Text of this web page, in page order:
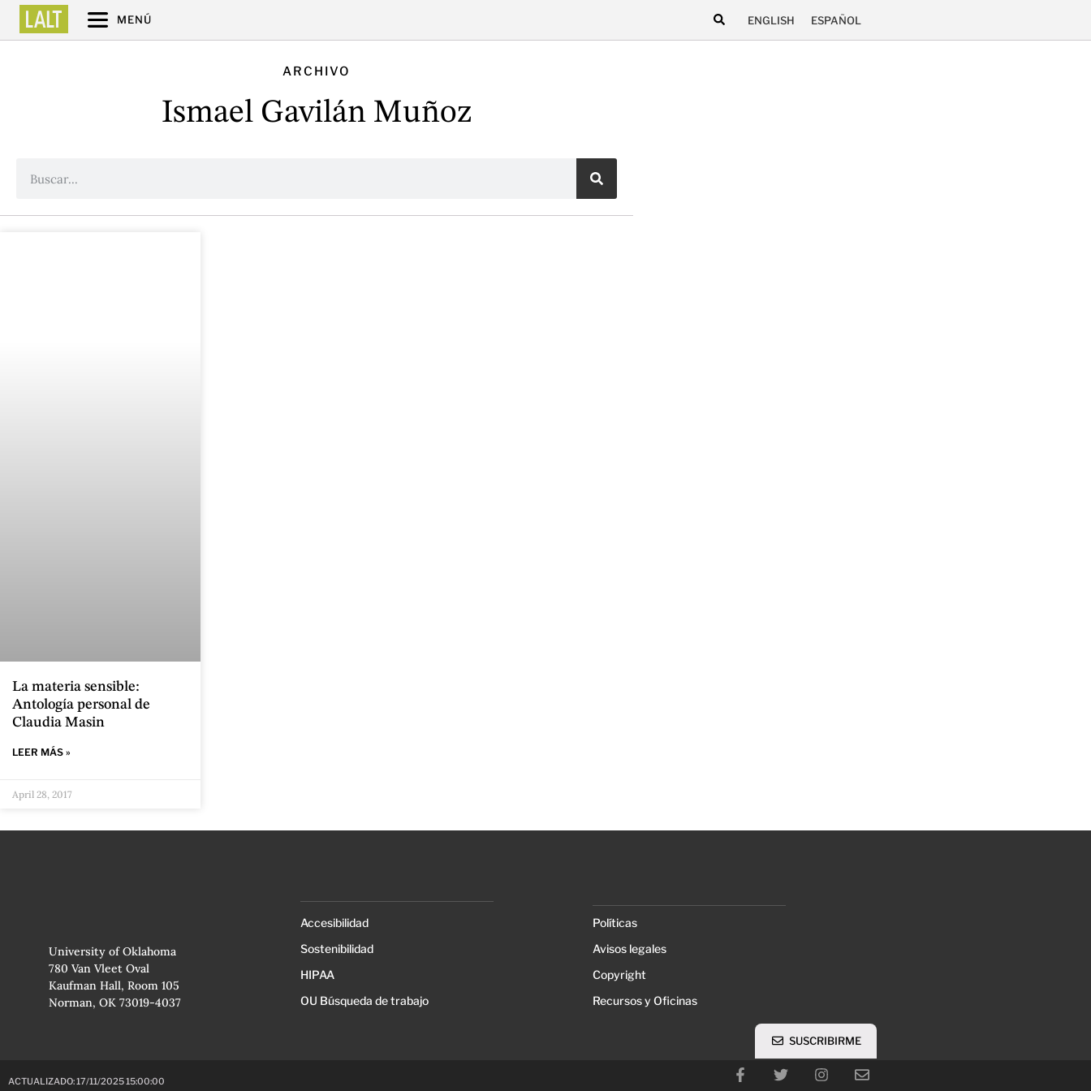
MENÚ ENGLISH ESPAÑOL
ARCHIVO
Ismael Gavilán Muñoz
La materia sensible:
Antología personal de
Claudia Masin
LEER MÁS »
April 28, 2017
University of Oklahoma
780 Van Vleet Oval
Kaufman Hall, Room 105
Norman, OK 73019-4037
Accesibilidad
Sostenibilidad
HIPAA
OU Búsqueda de trabajo
Políticas
Avisos legales
Copyright
Recursos y Oficinas
ACTUALIZADO: 17/11/2025 15:00:00
SUSCRIBIRME